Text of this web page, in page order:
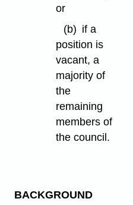
or
(b) if a
position is
vacant, a
majority of
the
remaining
members of
the council.
BACKGROUND